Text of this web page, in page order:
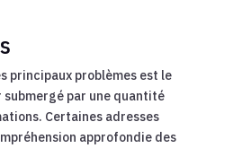
principaux problèmes est le
par une quantité
Certaines adresses
approfondie des